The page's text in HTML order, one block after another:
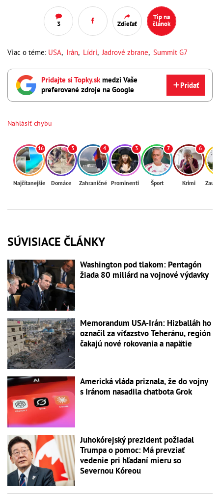
3 Zdieľať
Tip na
článok
Viac o téme: USA, Irán, Lídri,Jadrové zbrane, Summit G7
Pridajte si Topky.skmedzi Vaše
preferované zdroje na Google
Pridať
Nahlásiť chybu
16
Najčítanejšie
3
Domáce
4
Zahraničné
3
Prominenti
7
Šport
6
Krimi
SÚVISIACE ČLÁNKY
Washington pod tlakom: Pentagón
žiada 80 miliárd na vojnové výdavky
Memorandum USA-Irán: Hizballáh ho
označil za víťazstvo Teheránu, región
čakajú nové rokovania a napätie
Americká vláda priznala, že do vojny
s Iránom nasadila chatbota Grok
Juhokórejský prezident požiadal
Trumpa o pomoc: Má prevziať
vedenie pri hľadaní mieru so
Severnou Kóreou